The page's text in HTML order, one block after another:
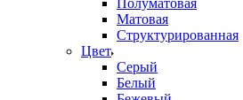
Полуматовая
Матовая
Структурированная
Цвет
Серый
Белый